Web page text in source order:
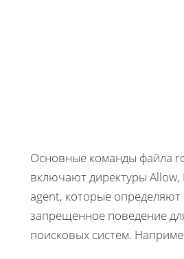
Основные команды файла
включают директуры Allow,
agent, которые
запрещенное поведение
поисковых систем.